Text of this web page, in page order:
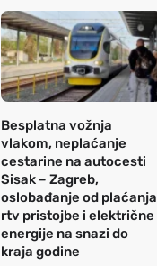
Besplatna vožnja
vlakom, neplaćanje
cestarine na autocesti
Sisak – Zagreb,
oslobađanje od plaćanja
rtv pristojbe i električne
energije na snazi do
kraja godine